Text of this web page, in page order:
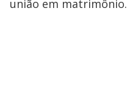
união em matrimônio.